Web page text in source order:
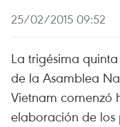
25/02/2015 09:52
La trigésima
de la Asamblea
Vietnam comenzó
elaboración de los